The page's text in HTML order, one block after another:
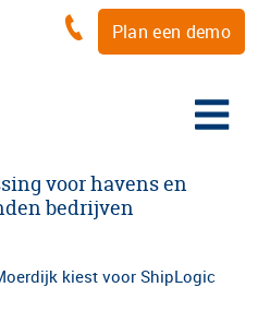
Plan een demo
voor havens en
bedrijven
kiest voor ShipLogic